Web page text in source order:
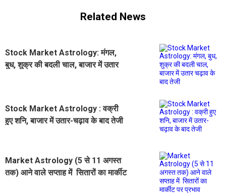
Related News
Stock Market Astrology: मंगल,
बुध, शुक्र की बदली चाल, बाजार में उतार
Stock Market Astrology : वक्री
हुए शनि, बाजार में उतार-चढ़ाव के बाद तेजी
Market Astrology (5 से 11 अगस्त
तक) आने वाले सप्ताह में सितारों का मार्कीट